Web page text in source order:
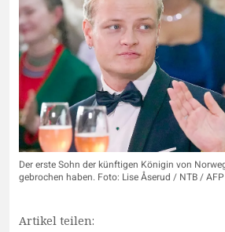
Der erste Sohn der künftigen Königin von
gebrochen haben. Foto: Lise Åserud / NTB / AFP
Artikel teilen: